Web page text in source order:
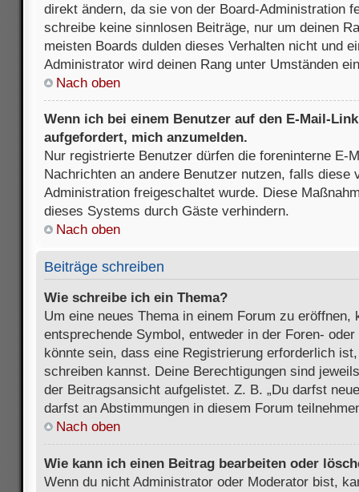
direkt ändern, da sie von der Board-Administration
schreibe keine sinnlosen Beiträge, nur um deinen
meisten Boards dulden dieses Verhalten nicht und
Administrator wird deinen Rang unter Umständen
Nach oben
Wenn ich bei einem Benutzer auf den E-Mail-
aufgefordert, mich anzumelden.
Nur registrierte Benutzer dürfen die foreninterne E-
Nachrichten an andere Benutzer nutzen, falls diese
Administration freigeschaltet wurde. Diese
dieses Systems durch Gäste verhindern.
Nach oben
Beiträge schreiben
Wie schreibe ich ein Thema?
Um eine neues Thema in einem Forum zu eröffnen,
entsprechende Symbol, entweder in der Foren-
könnte sein, dass eine Registrierung erforderlich
schreiben kannst. Deine Berechtigungen sind
der Beitragsansicht aufgelistet. Z. B. „Du darfst
darfst an Abstimmungen in diesem Forum
Nach oben
Wie kann ich einen Beitrag bearbeiten oder
Wenn du nicht Administrator oder Moderator bist,